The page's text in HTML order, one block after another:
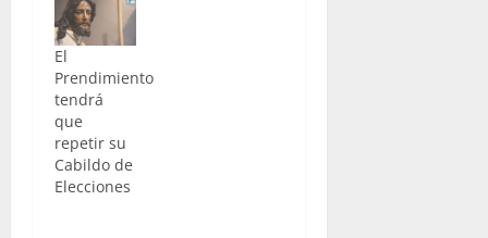
El
Prendimiento
tendrá
que
repetir su
Cabildo de
Elecciones